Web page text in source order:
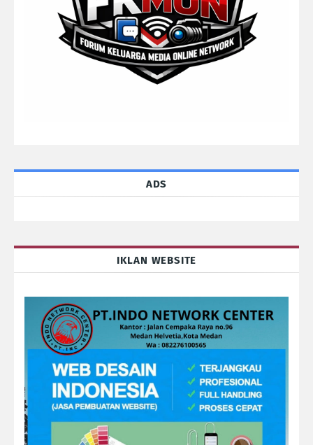
ADS
IKLAN WEBSITE